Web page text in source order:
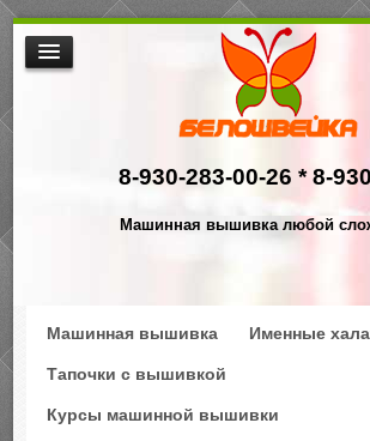
8-930-283-00-26 *8-
Машинная вышивка любой
МАШИННАЯ ВЫШИВКА
НАША ПРОДУКЦИЯ
$АКЦИИ
Машинная вышивка Именные
Тапочки с вышивкой
Курсы машинной вышивки